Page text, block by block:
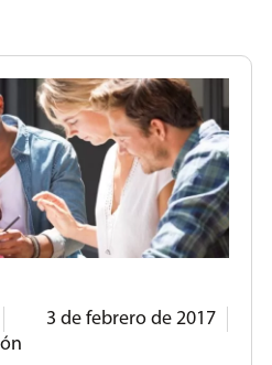
3 de febrero de 2017